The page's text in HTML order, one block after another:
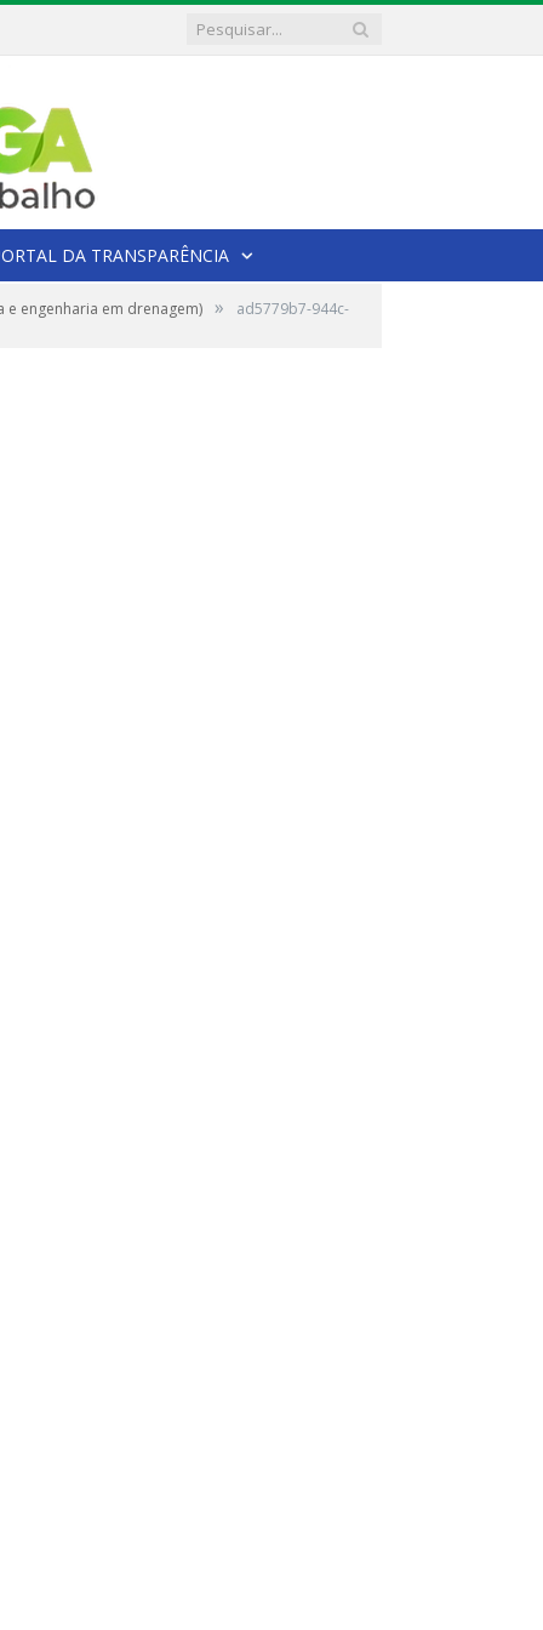
DA TRANSPARÊNCIA
e engenharia em drenagem) » ad5779b7-944c-